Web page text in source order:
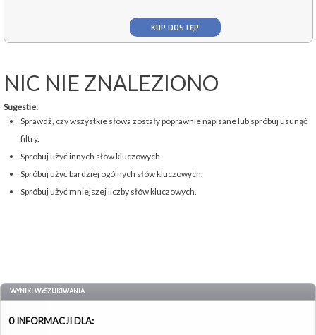
KUP DOSTĘP
NIC NIE ZNALEZIONO
Sugestie:
Sprawdź, czy wszystkie słowa zostały poprawnie napisane lub spróbuj usunąć
filtry.
Spróbuj użyć innych słów kluczowych.
Spróbuj użyć bardziej ogólnych słów kluczowych.
Spróbuj użyć mniejszej liczby słów kluczowych.
WYNIKI WYSZUKIWANIA
0 INFORMACJI DLA: